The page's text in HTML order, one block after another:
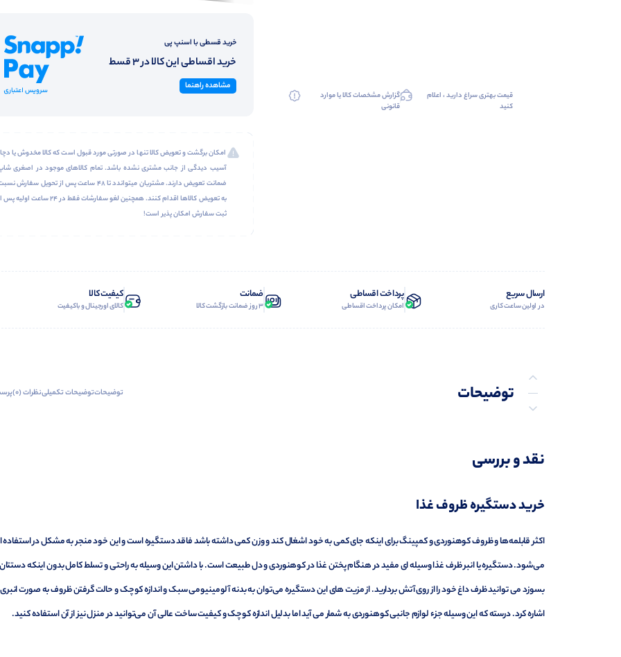
قیمت بهتری سراغ دارید ، اعلام
کنید
گزارش مشخصات کالا یا موارد
قانونی
خرید قسطی با اسنپ پی
خرید اقساطی این کالا در 3 قسط
مشاهده راهنما
امکان برگشت و تعویض کالا تنها در صورتی مورد قبول است که کالا مخدوش یا
آسیب دیدگی از جانب مشتری نشده باشد. تمام کالاهای موجود در اصغری
ضمانت تعویض دارند. مشتریان میتواندد تا 48 ساعت پس از تحویل سفارش
به تعویض کالاها اقدام کنند. همچنین لغو سفارشات فقط در 24 ساعت اولیه
ثبت سفارش امکان پذیر است!
ارسال سریع
در اولین ساعت کاری
پرداخت اقساطی
امکان پرداخت اقساطی
ضمانت
3 روز ضمانت بازگشت کالا
کیفیت کالا
کالای اورجینال و باکیفیت
توضیحات
نظرات (0)
پرسش‌ها
توضیحاتتوضیحات تکمیلینظرات (0)
نقد و بررسی
خرید دستگیره ظروف غذا
اکثر قابلمه‌ها و ظروف کوهنوردی و کمپینگ برای اینکه جای کمی به خود اشغال کند و وزن کمی داشته باشد فاقد دستگیره است و این خود منجر به مشکل در استفاده
می‌شود. دستگیره یا انبر ظرف غذا وسیله ای مفید در هنگام پختن غذا در کوهنوردی و دل طبیعت است. با داشتن این وسیله به راحتی و تسلط کامل بدون اینکه
بسوزد می توانید ظرف داغ خود را از روی آتش بردارید. از مزیت های این دستگیره می‌توان به بدنه آلومینیومی سبک و اندازه کوچک و حالت گرفتن ظروف به صورت انبری
اشاره کرد. درسته که این وسیله جزء لوازم جانبی کوهنوردی به شمار می‌ آید اما بدلیل اندازه کوچک و کیفیت ساخت عالی آن می‌توانید در منزل نیز از آن استفاده کنید.